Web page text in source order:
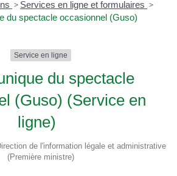
> Services en ligne et formulaires >
du spectacle occasionnel (Guso)
Service en ligne
du spectacle
(Guso) (Service en
ligne)
de l'information légale et administrative
(Première ministre)